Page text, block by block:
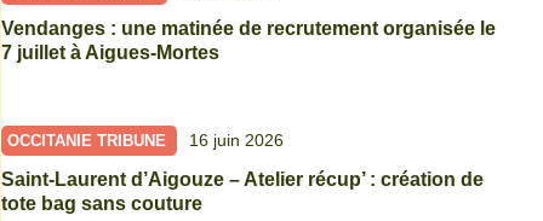
Vendanges : une matinée de recrutement organisée le
7 juillet à Aigues-Mortes
OCCITANIE TRIBUNE 16 juin 2026
Saint-Laurent d’Aigouze – Atelier récup’ : création de
tote bag sans couture